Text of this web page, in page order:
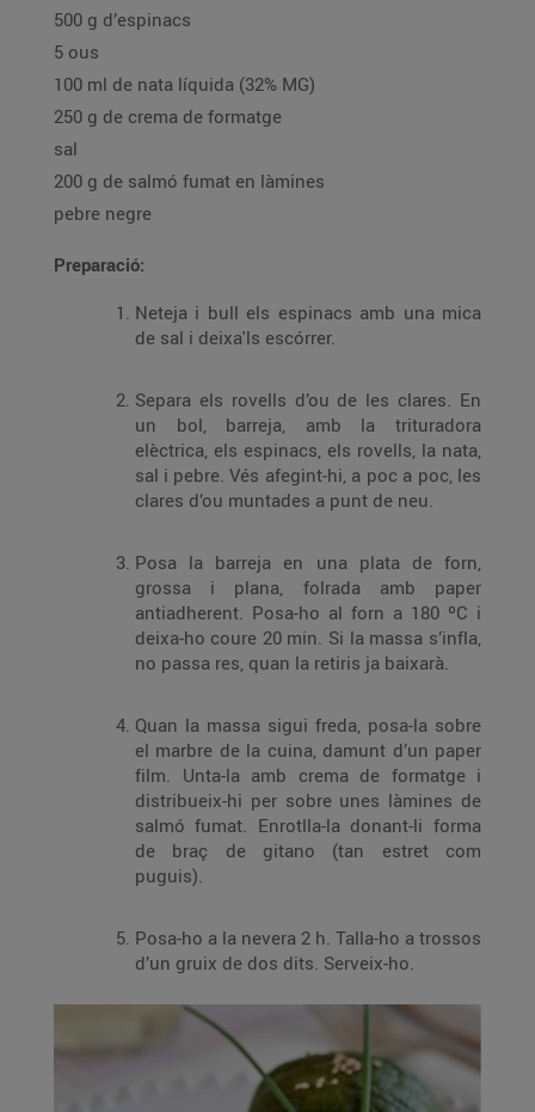
500 g d’espinacs
5 ous
100 ml de nata líquida (32% MG)
250 g de crema de formatge
sal
200 g de salmó fumat en làmines
pebre negre
Preparació:
Neteja i bull els espinacs amb una mica
de sal i deixa'ls escórrer.
Separa els rovells d’ou de les clares. En
un bol, barreja, amb la trituradora
elèctrica, els espinacs, els rovells, la nata,
sal i pebre. Vés afegint-hi, a poc a poc, les
clares d’ou muntades a punt de neu.
Posa la barreja en una plata de forn,
grossa i plana, folrada amb paper
antiadherent. Posa-ho al forn a 180 ºC i
deixa-ho coure 20 min. Si la massa s’infla,
no passa res, quan la retiris ja baixarà.
Quan la massa sigui freda, posa-la sobre
el marbre de la cuina, damunt d’un paper
film. Unta-la amb crema de formatge i
distribueix-hi per sobre unes làmines de
salmó fumat. Enrotlla-la donant-li forma
de braç de gitano (tan estret com
puguis).
Posa-ho a la nevera 2 h. Talla-ho a trossos
d’un gruix de dos dits. Serveix-ho.